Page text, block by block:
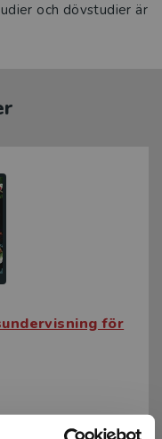
och dövstudier är
för